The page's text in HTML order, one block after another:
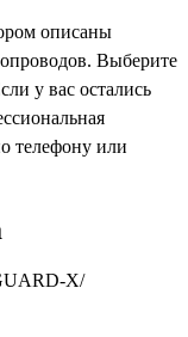
описаны
Выберите
у вас остались
телефону или
X/